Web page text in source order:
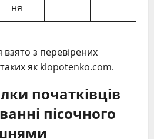
ня
з перевірених
як klopotenko.com.
початківців
пісочного